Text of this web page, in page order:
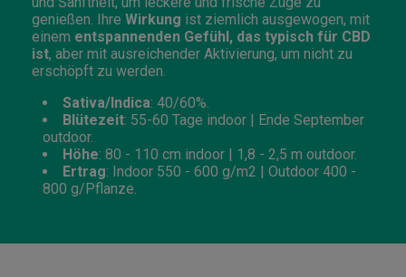
genießen. Ihre Wirkung ist ziemlich ausgewogen, mit
einem entspannenden Gefühl, das typisch für CBD
ist, aber mit ausreichender Aktivierung, um nicht zu
erschöpft zu werden.
Sativa/Indica: 40/60%.
Blütezeit: 55-60 Tage indoor | Ende September
outdoor.
Höhe: 80 - 110 cm indoor | 1,8 - 2,5 m outdoor.
Ertrag: Indoor 550 - 600 g/m2 | Outdoor 400 -
800 g/Pflanze.